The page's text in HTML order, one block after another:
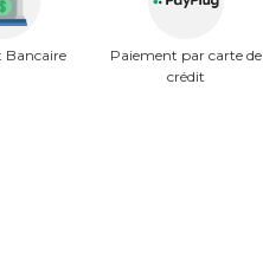
Bancaire
Paiement par carte de
crédit